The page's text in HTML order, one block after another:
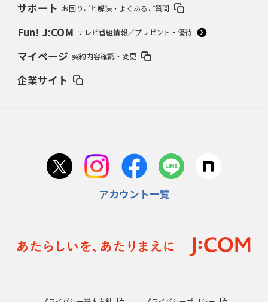
サポート お困りごと解決・よくあるご質問
Fun! J:COM テレビ番組情報／プレゼント・優待
マイページ 契約内容確認・変更
企業サイト
アカウント一覧